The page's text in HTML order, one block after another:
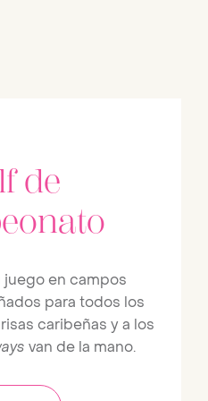
de
juego en campos
para todos los
caribeñas y a los
van de la mano.